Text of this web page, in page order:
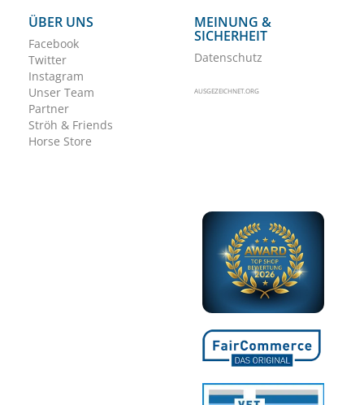
ÜBER UNS
Facebook
Twitter
Instagram
Unser Team
Partner
Ströh & Friends
Horse Store
MEINUNG &
SICHERHEIT
Datenschutz
AUSGEZEICHNET.ORG